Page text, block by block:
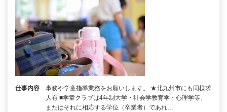
仕事内容
事務や学童指導業務をお願いします。 ★北九州市にも同様求
人有 ■学童クラブは4年制大学・社会学教育学・心理学等、
またはそれに相応する学位（卒業者）であれ…